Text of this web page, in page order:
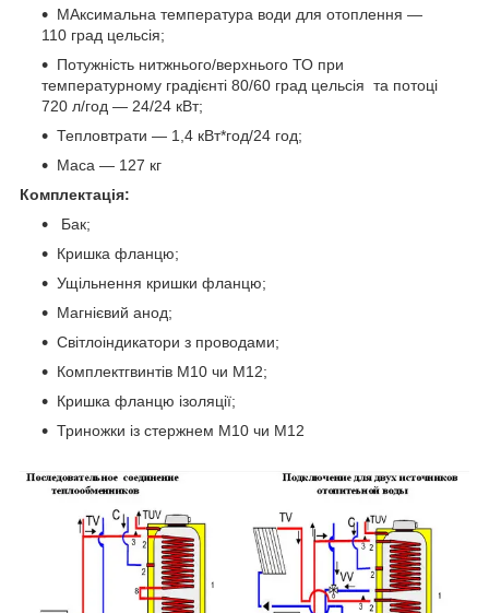
МАксимальна температура води для отоплення ―
110 град цельсія;
Потужність нитжнього/верхнього ТО при
температурному градієнті 80/60 град цельсія та потоці
720 л/год ― 24/24 кВт;
Тепловтрати ― 1,4 кВт*год/24 год;
Маса ― 127 кг
Комплектація:
Бак;
Кришка фланцю;
Ущільнення кришки фланцю;
Магнієвий анод;
Світлоіндикатори з проводами;
Комплектгвинтів М10 чи М12;
Кришка фланцю ізоляції;
Триножки із стержнем М10 чи М12